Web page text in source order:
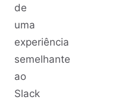
de
uma
experiência
semelhante
ao
Slack